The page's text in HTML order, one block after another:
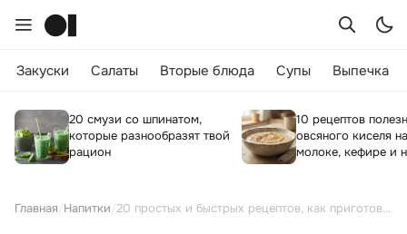
Закуски Салаты Вторые блюда Супы Выпечка
20 смузи со шпинатом,
которые разнообразят твой
рацион
10 рецептов
овсяного киселя
молоке, кефире и
Главная Напитки 20 простых и быстрых рецептов, как приготовить коктейль Май Тай